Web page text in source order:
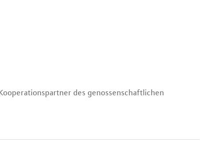
des genossenschaftlichen